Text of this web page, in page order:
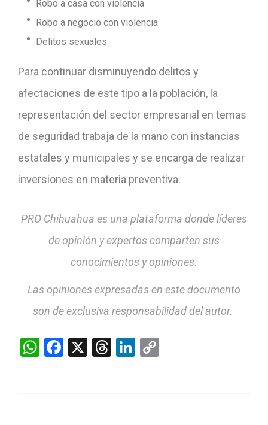
Robo a casa con violencia
Robo a negocio con violencia
Delitos sexuales
Para continuar disminuyendo delitos y
afectaciones de este tipo a la población, la
representación del sector empresarial en temas
de seguridad trabaja de la mano con instancias
estatales y municipales y se encarga de realizar
inversiones en materia preventiva.
PRO Chihuahua es una plataforma donde líderes
de opinión y expertos comparten sus
conocimientos y opiniones.
Las opiniones expresadas en este documento
son de exclusiva responsabilidad del autor.
WhatsApp
Facebook
X ThreadsLinkedIn